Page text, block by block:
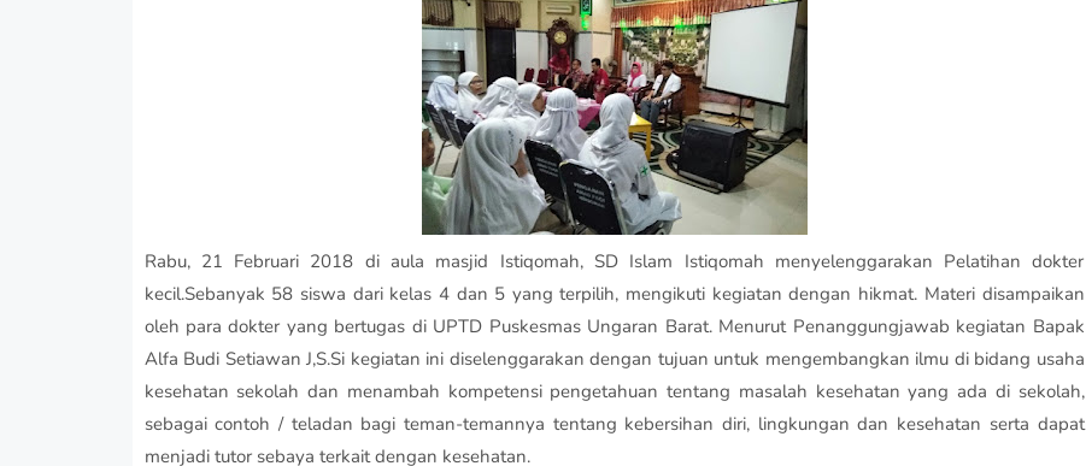
Rabu, 21 Februari 2018 di aula masjid Istiqomah, SD Islam Istiqomah menyelenggarakan Pelatihan dokter
kecil.Sebanyak 58 siswa dari kelas 4 dan 5 yang terpilih, mengikuti kegiatan dengan hikmat. Materi disampaikan
oleh para dokter yang bertugas di UPTD Puskesmas Ungaran Barat. Menurut Penanggungjawab kegiatan Bapak
Alfa Budi Setiawan J,S.Si kegiatan ini diselenggarakan dengan tujuan untuk mengembangkan ilmu di bidang usaha
kesehatan sekolah dan menambah kompetensi pengetahuan tentang masalah kesehatan yang ada di sekolah,
sebagai contoh / teladan bagi teman-temannya tentang kebersihan diri, lingkungan dan kesehatan serta dapat
menjadi tutor sebaya terkait dengan kesehatan.